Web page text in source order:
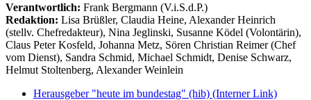
Verantwortlich: Frank Bergmann (V.i.S.d.P.)
Redaktion: Lisa Brüßler, Claudia Heine, Alexander Heinrich
(stellv. Chefredakteur), Nina Jeglinski, Susanne Ködel (Volontärin),
Claus Peter Kosfeld, Johanna Metz, Sören Christian Reimer (Chef
vom Dienst), Sandra Schmid, Michael Schmidt, Denise Schwarz,
Helmut Stoltenberg, Alexander Weinlein
Herausgeber "heute im bundestag" (hib) (Interner Link)